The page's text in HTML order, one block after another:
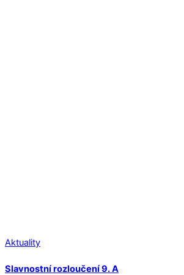
Aktuality
Slavnostní rozloučení 9. A